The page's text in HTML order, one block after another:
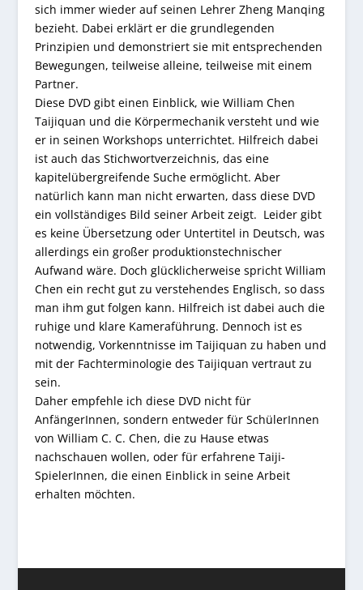
sich immer wieder auf seinen Lehrer Zheng Manqing
bezieht. Dabei erklärt er die grundlegenden
Prinzipien und demonstriert sie mit entsprechenden
Bewegungen, teilweise alleine, teilweise mit einem
Partner.
Diese DVD gibt einen Einblick, wie William Chen
Taijiquan und die Körpermechanik versteht und wie
er in seinen Workshops unterrichtet. Hilfreich dabei
ist auch das Stichwortverzeichnis, das eine
kapitelübergreifende Suche ermöglicht. Aber
natürlich kann man nicht erwarten, dass diese DVD
ein vollständiges Bild seiner Arbeit zeigt. Leider gibt
es keine Übersetzung oder Untertitel in Deutsch, was
allerdings ein großer produktionstechnischer
Aufwand wäre. Doch glücklicherweise spricht William
Chen ein recht gut zu verstehendes Englisch, so dass
man ihm gut folgen kann. Hilfreich ist dabei auch die
ruhige und klare Kameraführung. Dennoch ist es
notwendig, Vorkenntnisse im Taijiquan zu haben und
mit der Fachterminologie des Taijiquan vertraut zu
sein.
Daher empfehle ich diese DVD nicht für
AnfängerInnen, sondern entweder für SchülerInnen
von William C. C. Chen, die zu Hause etwas
nachschauen wollen, oder für erfahrene Taiji-
SpielerInnen, die einen Einblick in seine Arbeit
erhalten möchten.